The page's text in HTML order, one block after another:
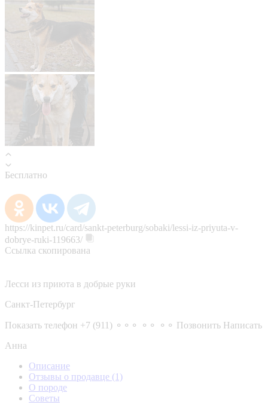
Бесплатно
https://kinpet.ru/card/sankt-peterburg/sobaki/lessi-iz-priyuta-v-
dobrye-ruki-119663/
Ссылка скопирована
Лесси из приюта в добрые руки
Санкт-Петербург
Показать телефон +7 (911) ⚬⚬⚬ ⚬⚬ ⚬⚬ Позвонить Написать
Анна
Описание
Отзывы о продавце (1)
О породе
Советы